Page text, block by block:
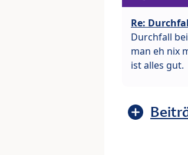
Re:
Durchfall
man eh nix
ist alles gut.